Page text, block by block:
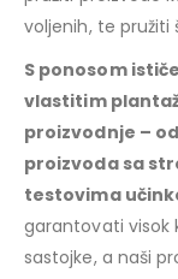
voljenih, te pružiti
S ponosom
vlastitim
proizvodnje –
proizvoda sa
testovima
garantovati visok
sastojke, a naši